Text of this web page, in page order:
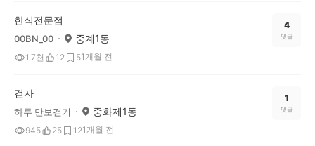
한식전문점
00BN_00 중계1동
1.7천 12 51개월 전
4
댓글
걷자
하루 만보걷기 중화제1동
945 25 121개월 전
1
댓글